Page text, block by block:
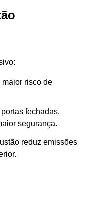
maior risco de
fechadas,
segurança.
reduz emissões